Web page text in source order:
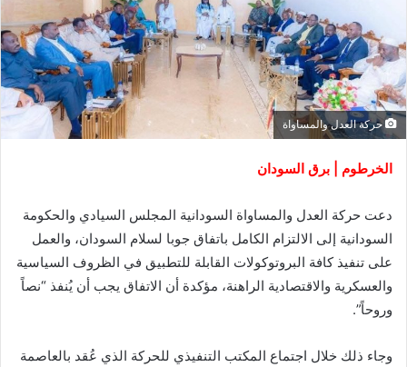
حركة العدل والمساواة
الخرطوم | برق السودان
دعت حركة العدل والمساواة السودانية المجلس السيادي والحكومة
السودانية إلى الالتزام الكامل باتفاق جوبا لسلام السودان، والعمل
على تنفيذ كافة البروتوكولات القابلة للتطبيق في الظروف السياسية
والعسكرية والاقتصادية الراهنة، مؤكدة أن الاتفاق يجب أن يُنفذ “نصاً
وروحاً”.
وجاء ذلك خلال اجتماع المكتب التنفيذي للحركة الذي عُقد بالعاصمة